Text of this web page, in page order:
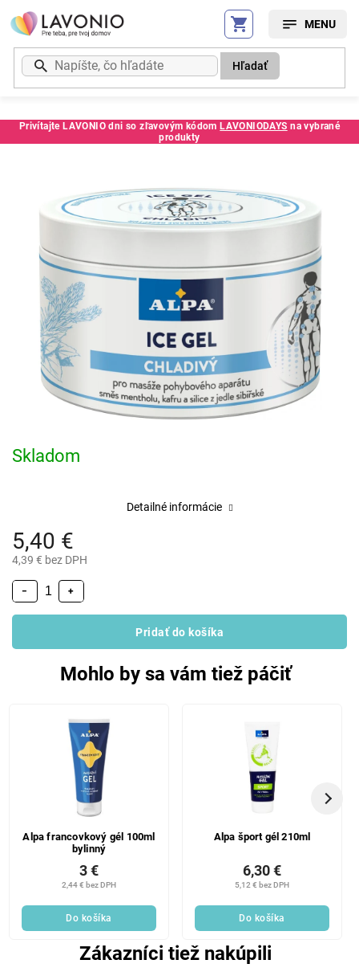
Prejsť
na
obsah
Privítajte LAVONIO dni so zľavovým kódom LAVONIODAYS na vybrané
produkty
Hľadať
Kód: 1315SC
5,40 €
4,39 € bez DPH
Skladom
+
−
Pridať do košíka
Detailné informácie
Mohlo by sa vám tiež páčiť
Alpa francovkový gél 100ml
bylinný
2,44 € bez DPH
3 €
Do košíka
Alpa šport gél 210ml
5,12 € bez DPH
6,30 €
Do košíka
Zákazníci tiež nakúpili